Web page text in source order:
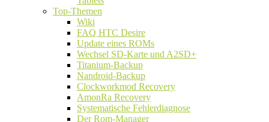
Top-Themen
Wiki
FAQ HTC Desire
Update eines ROMs
Wechsel SD-Karte und A2SD+
Titanium-Backup
Nandroid-Backup
Clockworkmod Recovery
AmonRa Recovery
Systematische Fehlerdiagnose
Der Rom-Manager